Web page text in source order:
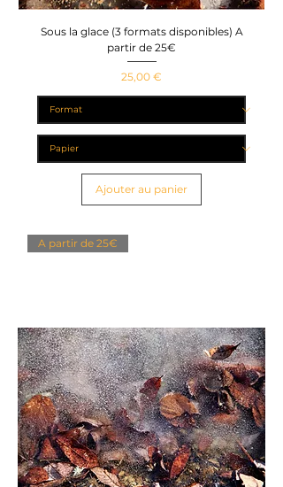
Sous la glace (3 formats disponibles) A
partir de 25€
Prix
25,00 €
Ajouter au panier
A partir de 25€